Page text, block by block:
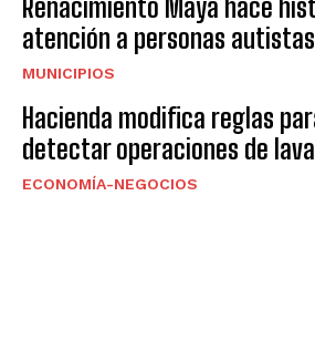
Renacimiento Maya hace
atención a personas autistas
MUNICIPIOS
Hacienda modifica reglas
detectar operaciones de
ECONOMÍA-NEGOCIOS